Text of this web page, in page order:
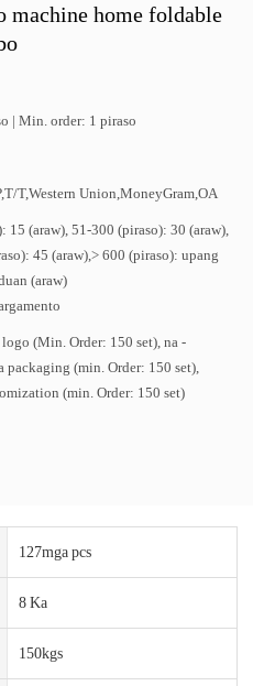
machine home foldable
| Min. order: 1 piraso
T,Western Union,MoneyGram,OA
15 (araw), 51-300 (piraso): 30 (araw),
45 (araw),> 600 (piraso): upang
(araw)
(Min. Order: 150 set), na -
packaging (min. Order: 150 set),
(min. Order: 150 set)
127mga pcs
8 Ka
150kgs